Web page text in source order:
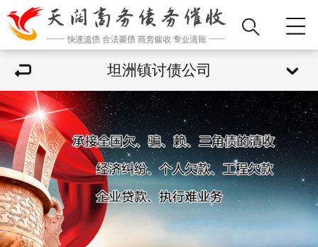
坦洲镇讨债公司